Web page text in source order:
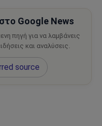
Google News
πηγή για να λαμβάνεις
και αναλύσεις.
source